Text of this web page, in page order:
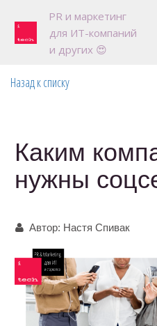
PR и маркетинг
для ИТ-компаний
и других 😍
Назад к списку
Каким
нужны
Автор: Настя Спивак